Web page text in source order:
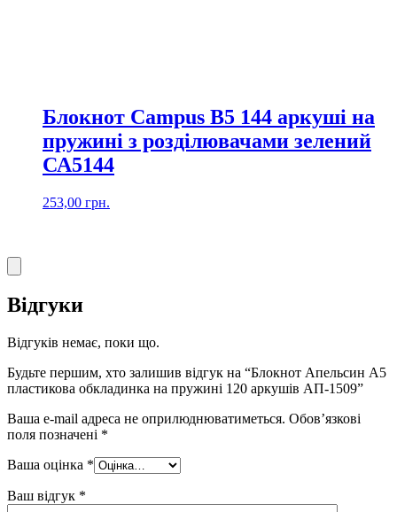
Блокнот Campus В5 144 аркуші на
пружині з розділювачами зелений
СА5144
253,00 грн.
Відгуки
Відгуків немає, поки що.
Будьте першим, хто залишив відгук на “Блокнот Апельсин А5
пластикова обкладинка на пружині 120 аркушів АП-1509”
Ваша e-mail адреса не оприлюднюватиметься. Обов’язкові
поля позначені *
Ваша оцінка *
Ваш відгук *